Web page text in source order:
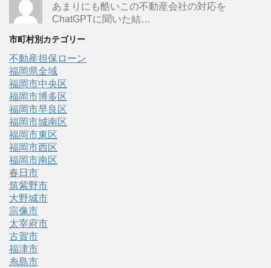
あまりにも酷いこの不動産会社の対応を
ChatGPTに聞いた結…
市町村別カテゴリー
不動産担保ローン
福岡県全域
福岡市中央区
福岡市博多区
福岡市早良区
福岡市城南区
福岡市東区
福岡市西区
福岡市南区
春日市
筑紫野市
大野城市
宗像市
太宰府市
古賀市
福津市
糸島市